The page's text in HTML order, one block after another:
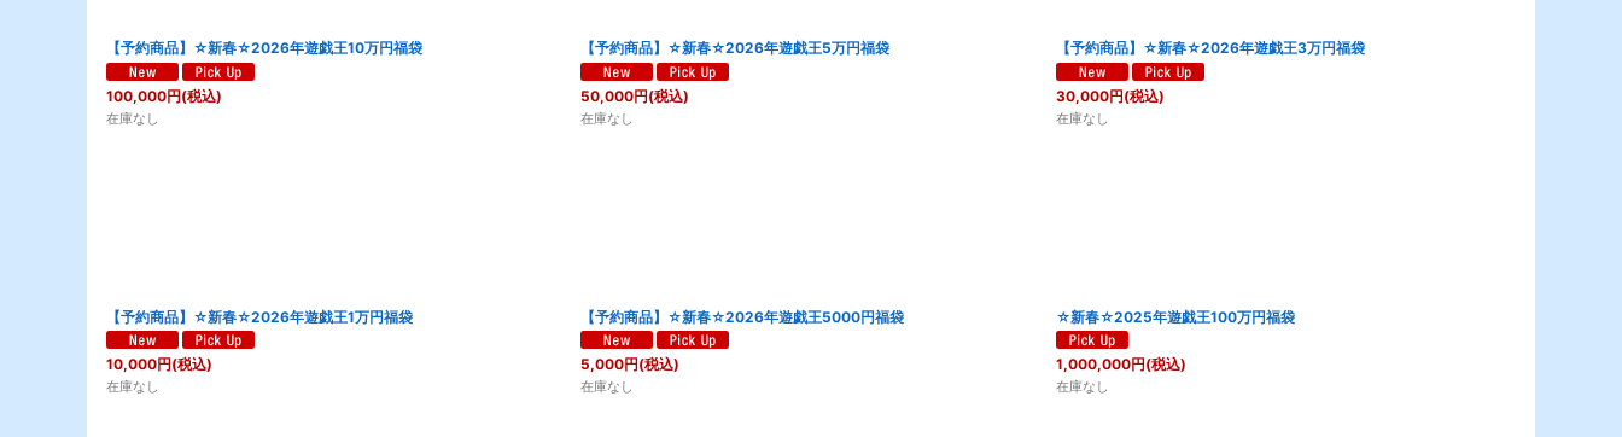
【予約商品】☆新春☆2026年遊戯王10万円福袋
100,000円(税込)
在庫なし
【予約商品】☆新春☆2026年遊戯王5万円福袋
50,000円(税込)
在庫なし
【予約商品】☆新春☆2026年遊戯王3万円福袋
30,000円(税込)
在庫なし
【予約商品】☆新春☆2026年遊戯王1万円福袋
10,000円(税込)
在庫なし
【予約商品】☆新春☆2026年遊戯王5000円福袋
5,000円(税込)
在庫なし
☆新春☆2025年遊戯王100万円福袋
1,000,000円(税込)
在庫なし